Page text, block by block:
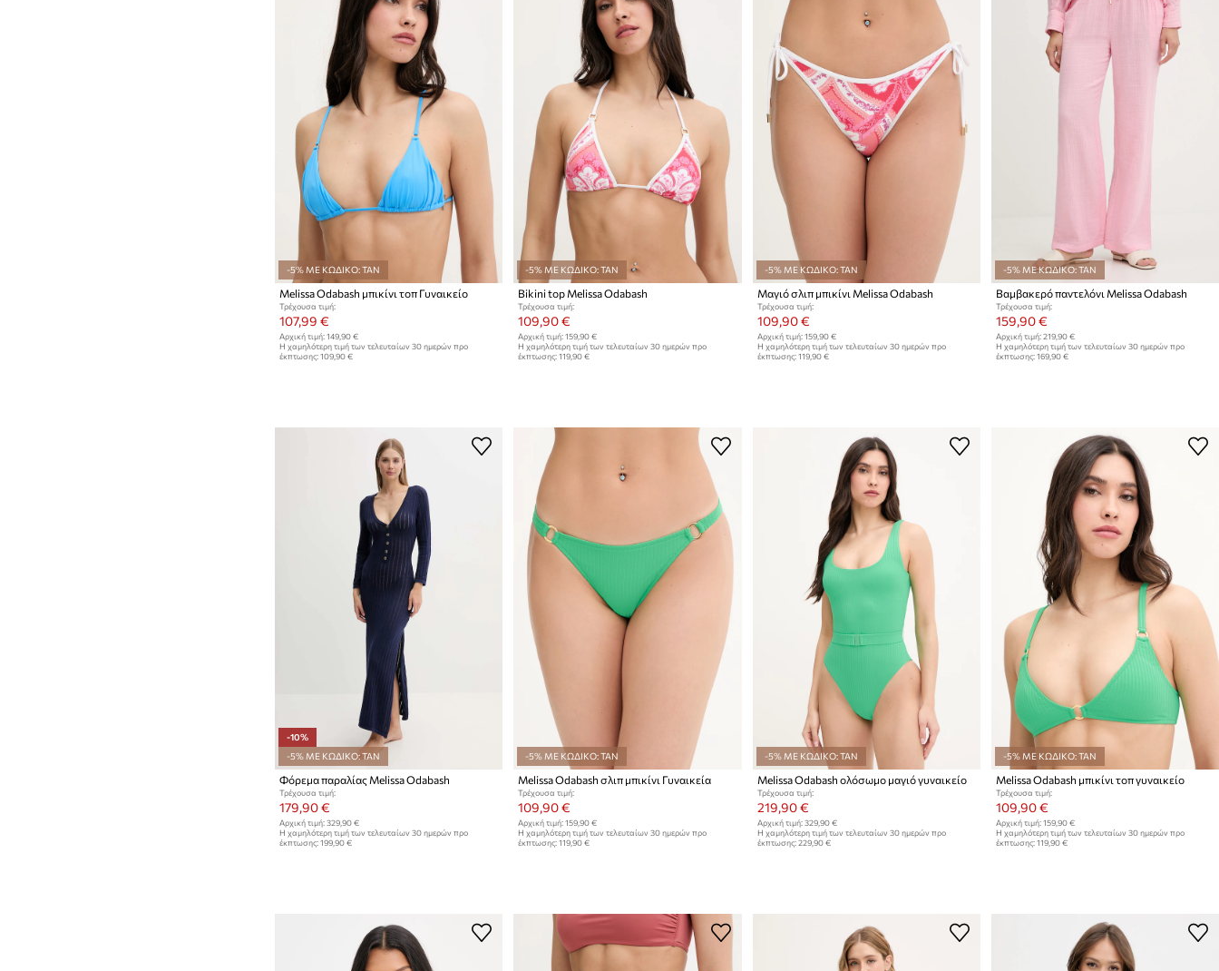
-5% ΜΕ ΚΩΔΙΚΟ: TAN
Melissa Odabash μπικίνι τοπ Γυναικείο
Τρέχουσα τιμή:
107,99 €
Αρχική τιμή: 149,90 €
Η χαμηλότερη τιμή των τελευταίων 30 ημερών προ
έκπτωσης: 109,90 €
-5% ΜΕ ΚΩΔΙΚΟ: TAN
Bikini top Melissa Odabash
Τρέχουσα τιμή:
109,90 €
Αρχική τιμή: 159,90 €
Η χαμηλότερη τιμή των τελευταίων 30 ημερών προ
έκπτωσης: 119,90 €
-5% ΜΕ ΚΩΔΙΚΟ: TAN
Μαγιό σλιπ μπικίνι Melissa Odabash
Τρέχουσα τιμή:
109,90 €
Αρχική τιμή: 159,90 €
Η χαμηλότερη τιμή των τελευταίων 30 ημερών προ
έκπτωσης: 119,90 €
-5% ΜΕ ΚΩΔΙΚΟ: TAN
Βαμβακερό παντελόνι Melissa Odabash
Τρέχουσα τιμή:
159,90 €
Αρχική τιμή: 219,90 €
Η χαμηλότερη τιμή των τελευταίων 30 ημερών προ
έκπτωσης: 169,90 €
-10%
-5% ΜΕ ΚΩΔΙΚΟ: TAN
Φόρεμα παραλίας Melissa Odabash
Τρέχουσα τιμή:
179,90 €
Αρχική τιμή: 329,90 €
Η χαμηλότερη τιμή των τελευταίων 30 ημερών προ
έκπτωσης: 199,90 €
-5% ΜΕ ΚΩΔΙΚΟ: TAN
Melissa Odabash σλιπ μπικίνι Γυναικεία
Τρέχουσα τιμή:
109,90 €
Αρχική τιμή: 159,90 €
Η χαμηλότερη τιμή των τελευταίων 30 ημερών προ
έκπτωσης: 119,90 €
-5% ΜΕ ΚΩΔΙΚΟ: TAN
Melissa Odabash ολόσωμο μαγιό γυναικείο
Τρέχουσα τιμή:
219,90 €
Αρχική τιμή: 329,90 €
Η χαμηλότερη τιμή των τελευταίων 30 ημερών προ
έκπτωσης: 229,90 €
-5% ΜΕ ΚΩΔΙΚΟ: TAN
Melissa Odabash μπικίνι τοπ γυναικείο
Τρέχουσα τιμή:
109,90 €
Αρχική τιμή: 159,90 €
Η χαμηλότερη τιμή των τελευταίων 30 ημερών προ
έκπτωσης: 119,90 €